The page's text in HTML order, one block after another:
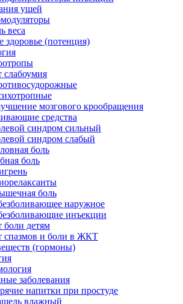
ушей
веса
здоровье (потенция)
слабоумия
мозгового крообращения
средства
синдром сильный
синдром слабый
боль
боль
боль
наружное
инъекции
боли детям
спазмов и боли в ЖКТ
(гормоны)
заболевания
напитки при простуде
влажный